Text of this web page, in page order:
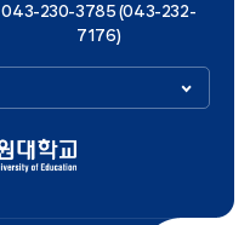
043-230-3785 (043-232-
7176)